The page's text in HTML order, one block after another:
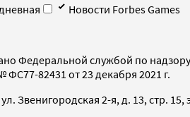
Новости Forbes Games
Федеральной службой по
82431 от 23 декабря 2021 г.
Звенигородская 2-я, д. 13, стр. 15,